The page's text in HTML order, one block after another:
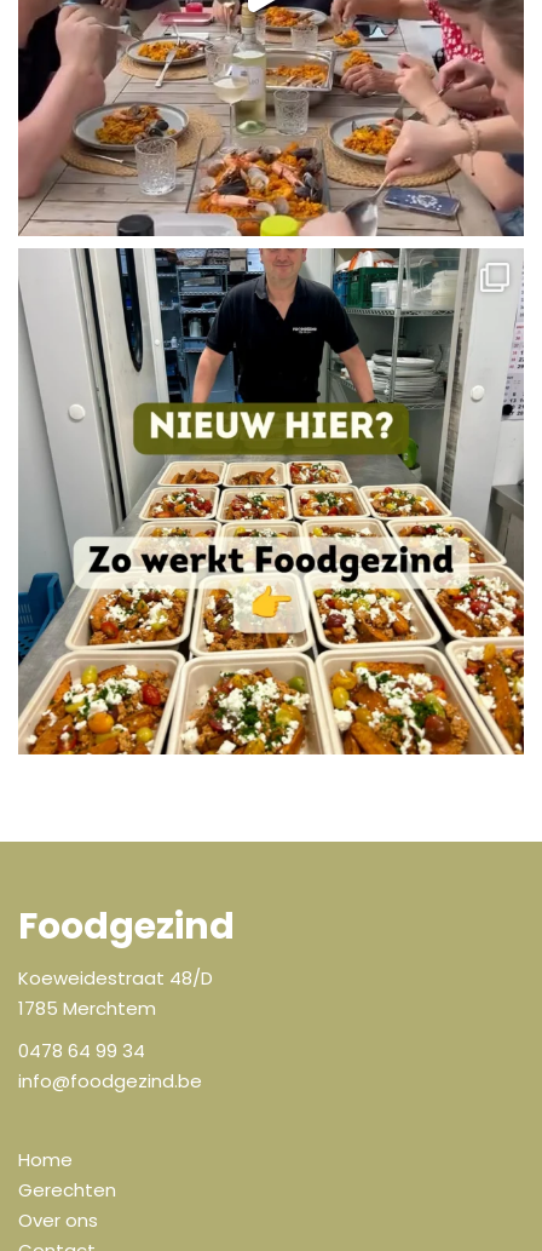
Foodgezind
Koeweidestraat 48/D
1785 Merchtem
0478 64 99 34
info@foodgezind.be
Home
Gerechten
Over ons